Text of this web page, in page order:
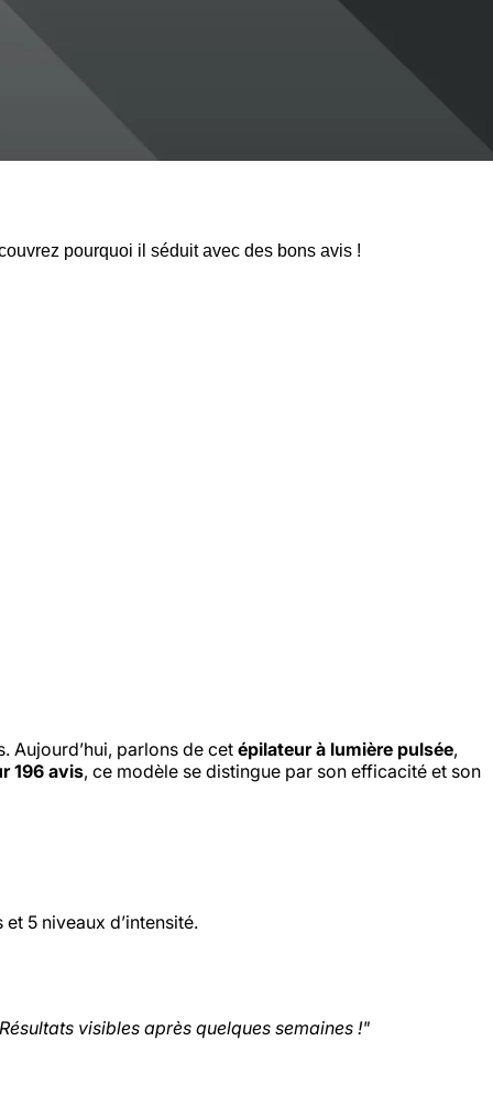
pourquoi il séduit avec des bons avis !
Aujourd’hui, parlons de cet épilateur à lumière pulsée,
196 avis, ce modèle se distingue par son efficacité et son
5 niveaux d’intensité.
visibles après quelques semaines !"